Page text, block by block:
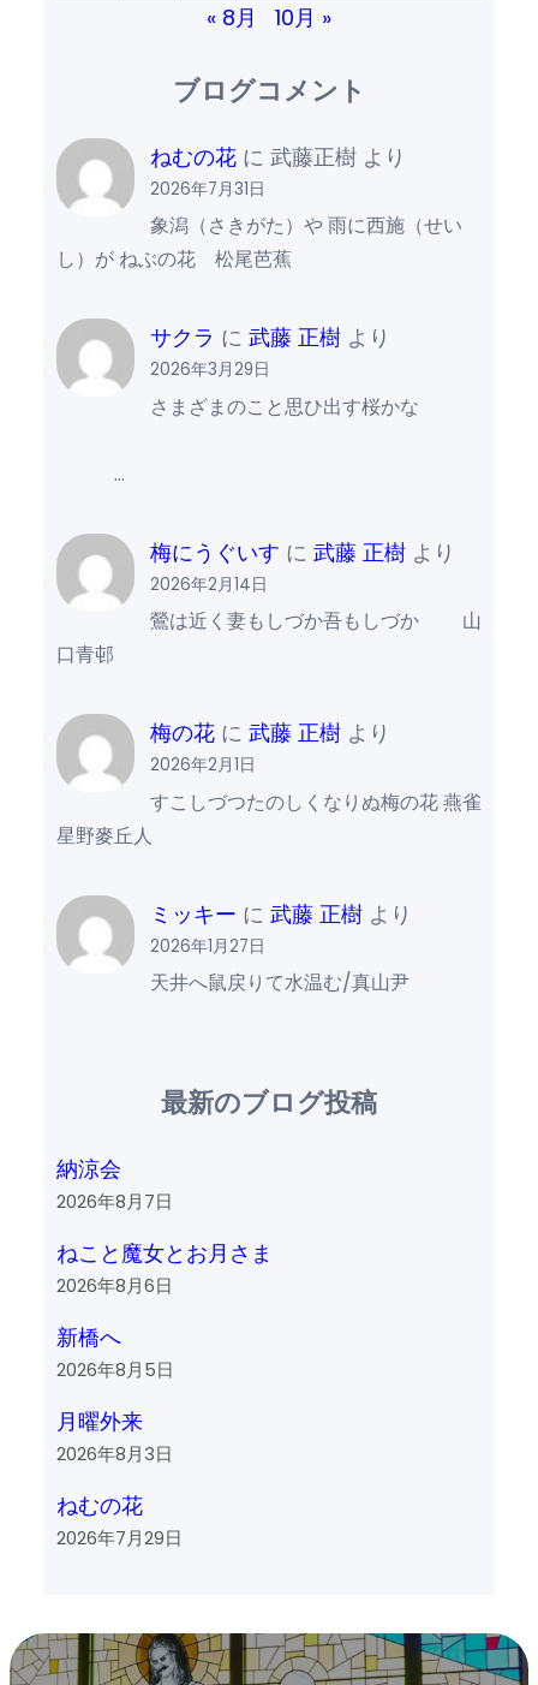
« 8月
10月 »
ブログコメント
ねむの花 に武藤正樹 より
2026年7月31日
象潟（さきがた）や 雨に西施（せい
し）が ねぶの花 松尾芭蕉
サクラ に武藤 正樹 より
2026年3月29日
さまざまのこと思ひ出す桜かな
…
梅にうぐいす に武藤 正樹 より
2026年2月14日
鶯は近く妻もしづか吾もしづか 山
口青邨
梅の花 に武藤 正樹 より
2026年2月1日
すこしづつたのしくなりぬ梅の花 燕雀
星野麥丘人
ミッキー に武藤 正樹 より
2026年1月27日
天井へ鼠戻りて水温む/真山尹
最新のブログ投稿
納涼会
2026年8月7日
ねこと魔女とお月さま
2026年8月6日
新橋へ
2026年8月5日
月曜外来
2026年8月3日
ねむの花
2026年7月29日